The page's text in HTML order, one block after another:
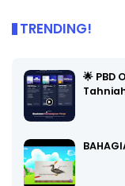
TRENDING!
🌟 PBD